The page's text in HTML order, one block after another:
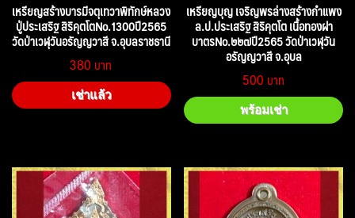
เหรียญสร้างบารมีจตุเทวาพิทักษ์หลวง
ปู่ประเสริฐ สิริคุตโตNo.1300ปี2565
วัดป่าเวฬุวันอรัญญวาสี จ.อุบลราชธานี
380
เช่าแล้ว
เหรียญบุญ เจริญพรล่างสร้างกำแพง
ล.ป.ประเสริฐ สิริคุตโต เนื้อทองฝา
บาตรNo.๒๒๗ปี2565 วัดป่าเวฬุวัน
อรัญญวาสี จ.อุบล
500
พร้อมเช่า